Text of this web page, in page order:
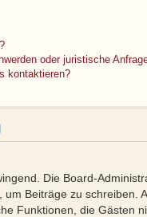
oder juristische
kontaktieren?
Die Board-
Beiträge zu schreiben.
Funktionen, die Gästen